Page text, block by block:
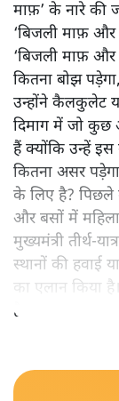
माफ़’ के नारे की
‘बिजली माफ़ और
‘बिजली माफ़ और
कितना बोझ
उन्होंने कैलकुलेट
दिमाग में जो कुछ
हैं क्योंकि उन्हें इस
कितना असर
के लिए है? पिछले
और बसों में
मुख्यमंत्री तीर्थ-
स्थानों की हवाई
का एलान किया
है।